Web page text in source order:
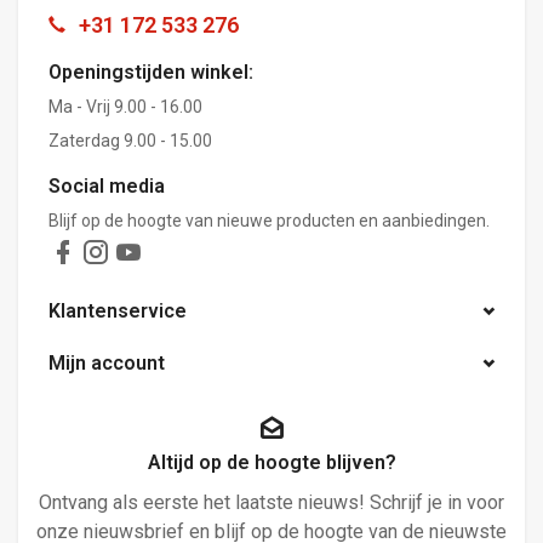
+31 172 533 276
Openingstijden winkel:
Ma - Vrij 9.00 - 16.00
Zaterdag 9.00 - 15.00
Social media
Blijf op de hoogte van nieuwe producten en aanbiedingen.
Klantenservice
Mijn account
Altijd op de hoogte blijven?
Ontvang als eerste het laatste nieuws! Schrijf je in voor
onze nieuwsbrief en blijf op de hoogte van de nieuwste